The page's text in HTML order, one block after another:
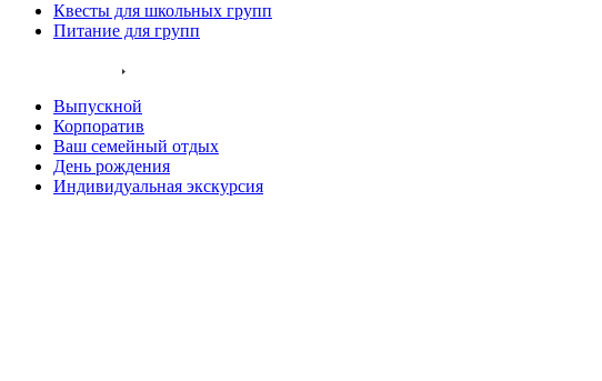
Квесты для школьных групп
Питание для групп
Выпускной
Корпоратив
Ваш семейный отдых
День рождения
Индивидуальная экскурсия